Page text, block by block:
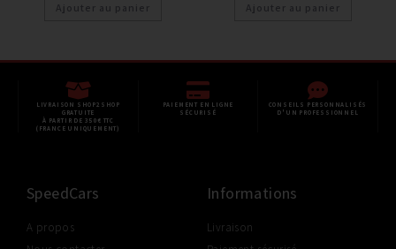
Ajouter au panier Ajouter au panier
LIVRAISON SHOP2SHOP
GRATUITE
À PARTIR DE 350€ TTC
(FRANCE UNIQUEMENT)
PAIEMENT EN LIGNE
SÉCURISÉ
CONSEILS PERSONNALISÉS
D'UN PROFESSIONNEL
SpeedCars
A propos
Informations
Livraison